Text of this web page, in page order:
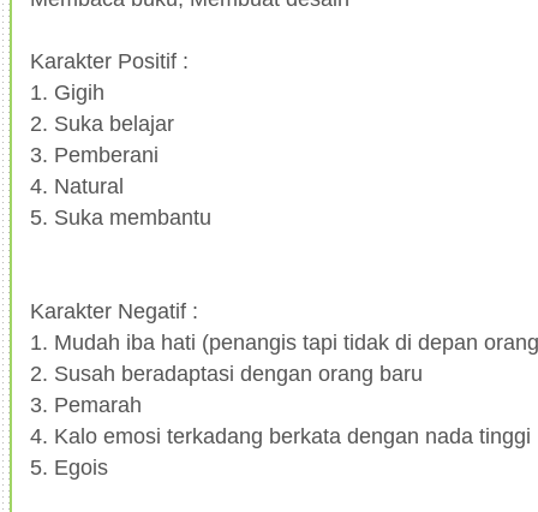
Karakter Positif :
1. Gigih
2. Suka belajar
3. Pemberani
4. Natural
5. Suka membantu
Karakter Negatif :
1. Mudah iba hati (penangis tapi tidak di depan
2. Susah beradaptasi dengan orang baru
3. Pemarah
4. Kalo emosi terkadang berkata dengan nada tinggi
5. Egois